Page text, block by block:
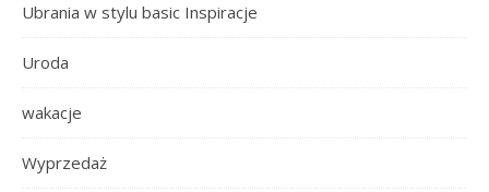
Ubrania w stylu basic Inspiracje
Uroda
wakacje
Wyprzedaż